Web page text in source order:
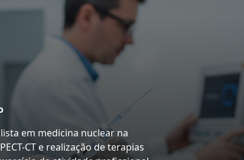
em medicina nuclear na
CT e realização de terapias